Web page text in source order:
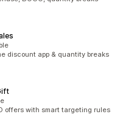
discount app & quantity breaks
offers with smart targeting rules